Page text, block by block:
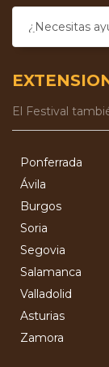
¿Necesitas
El Festival
Ponferrada
Ávila
Burgos
Soria
Segovia
Salamanca
Valladolid
Asturias
Zamora